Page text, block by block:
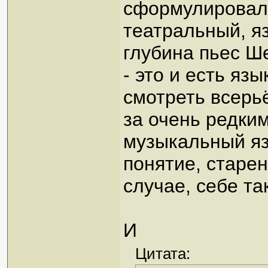
театральный,
глубина пьес
- это и есть
смотреть
за очень
музыкальный
понятие,
случае, себе
И
Цитата: